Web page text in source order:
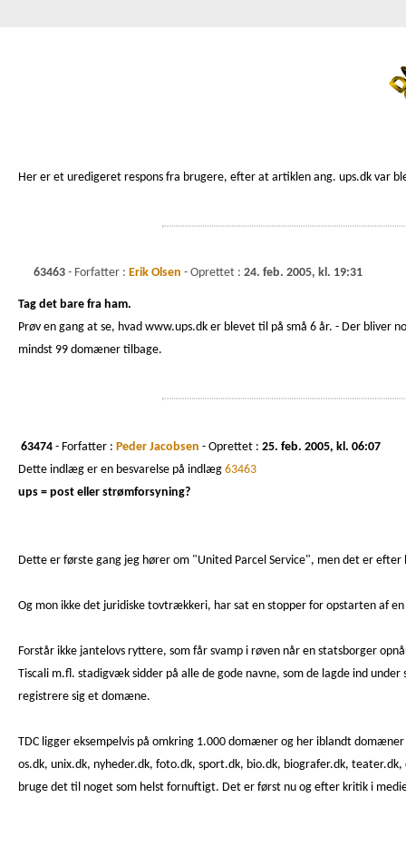
Her er et uredigeret respons fra brugere, efter at artiklen ang. ups.dk var
63463 - Forfatter : Erik Olsen - Oprettet : 24. feb. 2005, kl. 19:31
Tag det bare fra ham.
Prøv en gang at se, hvad www.ups.dk er blevet til på små 6 år. - Der bliver
mindst 99 domæner tilbage.
63474 - Forfatter : Peder Jacobsen - Oprettet : 25. feb. 2005, kl. 06:07
Dette indlæg er en besvarelse på indlæg 63463
ups = post eller strømforsyning?
Dette er første gang jeg hører om "United Parcel Service", men det er
Og mon ikke det juridiske tovtrækkeri, har sat en stopper for opstarten af
Forstår ikke jantelovs ryttere, som får svamp i røven når en statsborger
Tiscali m.fl. stadigvæk sidder på alle de gode navne, som de lagde ind
registrere sig et domæne.
TDC ligger eksempelvis på omkring 1.000 domæner og her iblandt
os.dk, unix.dk, nyheder.dk, foto.dk, sport.dk, bio.dk, biografer.dk,
bruge det til noget som helst fornuftigt. Det er først nu og efter kritik i